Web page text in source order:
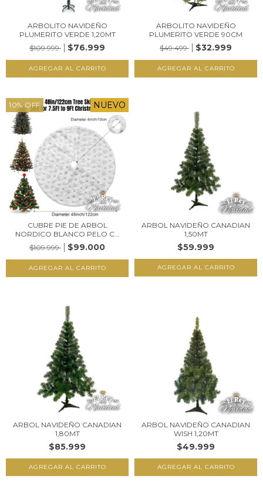
ARBOLITO NAVIDEÑO
PLUMERITO VERDE 1,20MT
$109.999
$76.999
ARBOLITO NAVIDEÑO
PLUMERITO VERDE 90CM
$49.499
$32.999
10% OFF NUEVO
CUBRE PIE DE ARBOL
NORDICO BLANCO PELO C...
$109.999
$99.000
ARBOL NAVIDEÑO CANADIAN
1,50MT
$59.999
ARBOL NAVIDEÑO CANADIAN
1,80MT
$85.999
ARBOL NAVIDEÑO CANADIAN
WISH 1,20MT
$49.999